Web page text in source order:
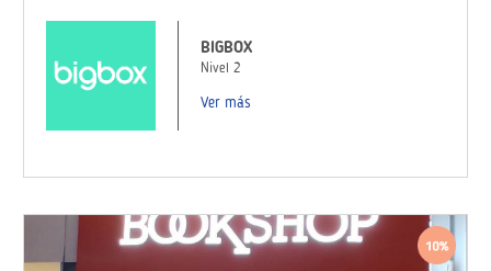
BIGBOX
Nivel 2
Ver más